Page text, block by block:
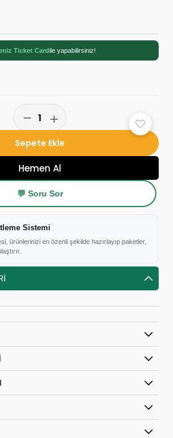
Ticket Cardile yapabilirsiniz!
💬 Soru Sor
Sistemi
ürünlerinizi en özenli şekilde hazırlayıp paketler,